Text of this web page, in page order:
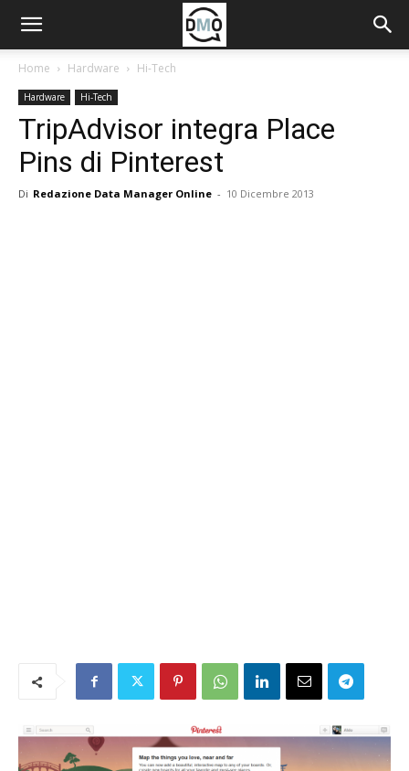
Home Hardware Hi-Tech
Hardware Hi-Tech
TripAdvisor integra Place
Pins di Pinterest
Di Redazione Data Manager Online - 10 Dicembre 2013